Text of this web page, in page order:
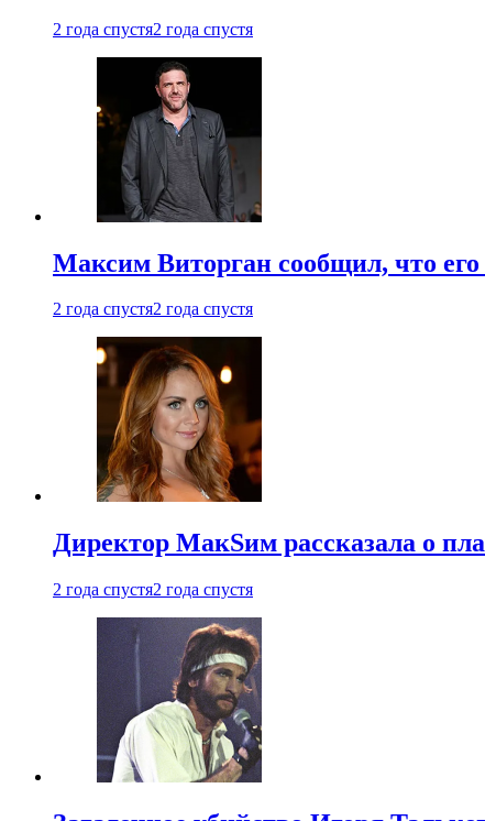
2 года спустя2 года спустя
Максим Виторган сообщил, что
2 года спустя2 года спустя
Директор МакSим рассказала о
2 года спустя2 года спустя